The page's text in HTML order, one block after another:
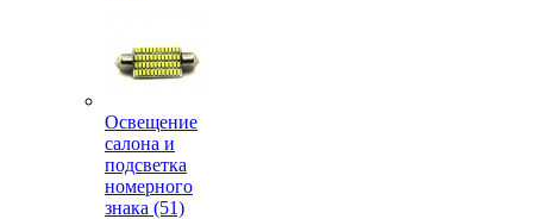
Освещение
салона и
подсветка
номерного
знака (51)